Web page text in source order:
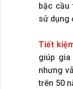
bậc cầu
sử dụng
Tiết
giúp gia
nhưng
trên 50